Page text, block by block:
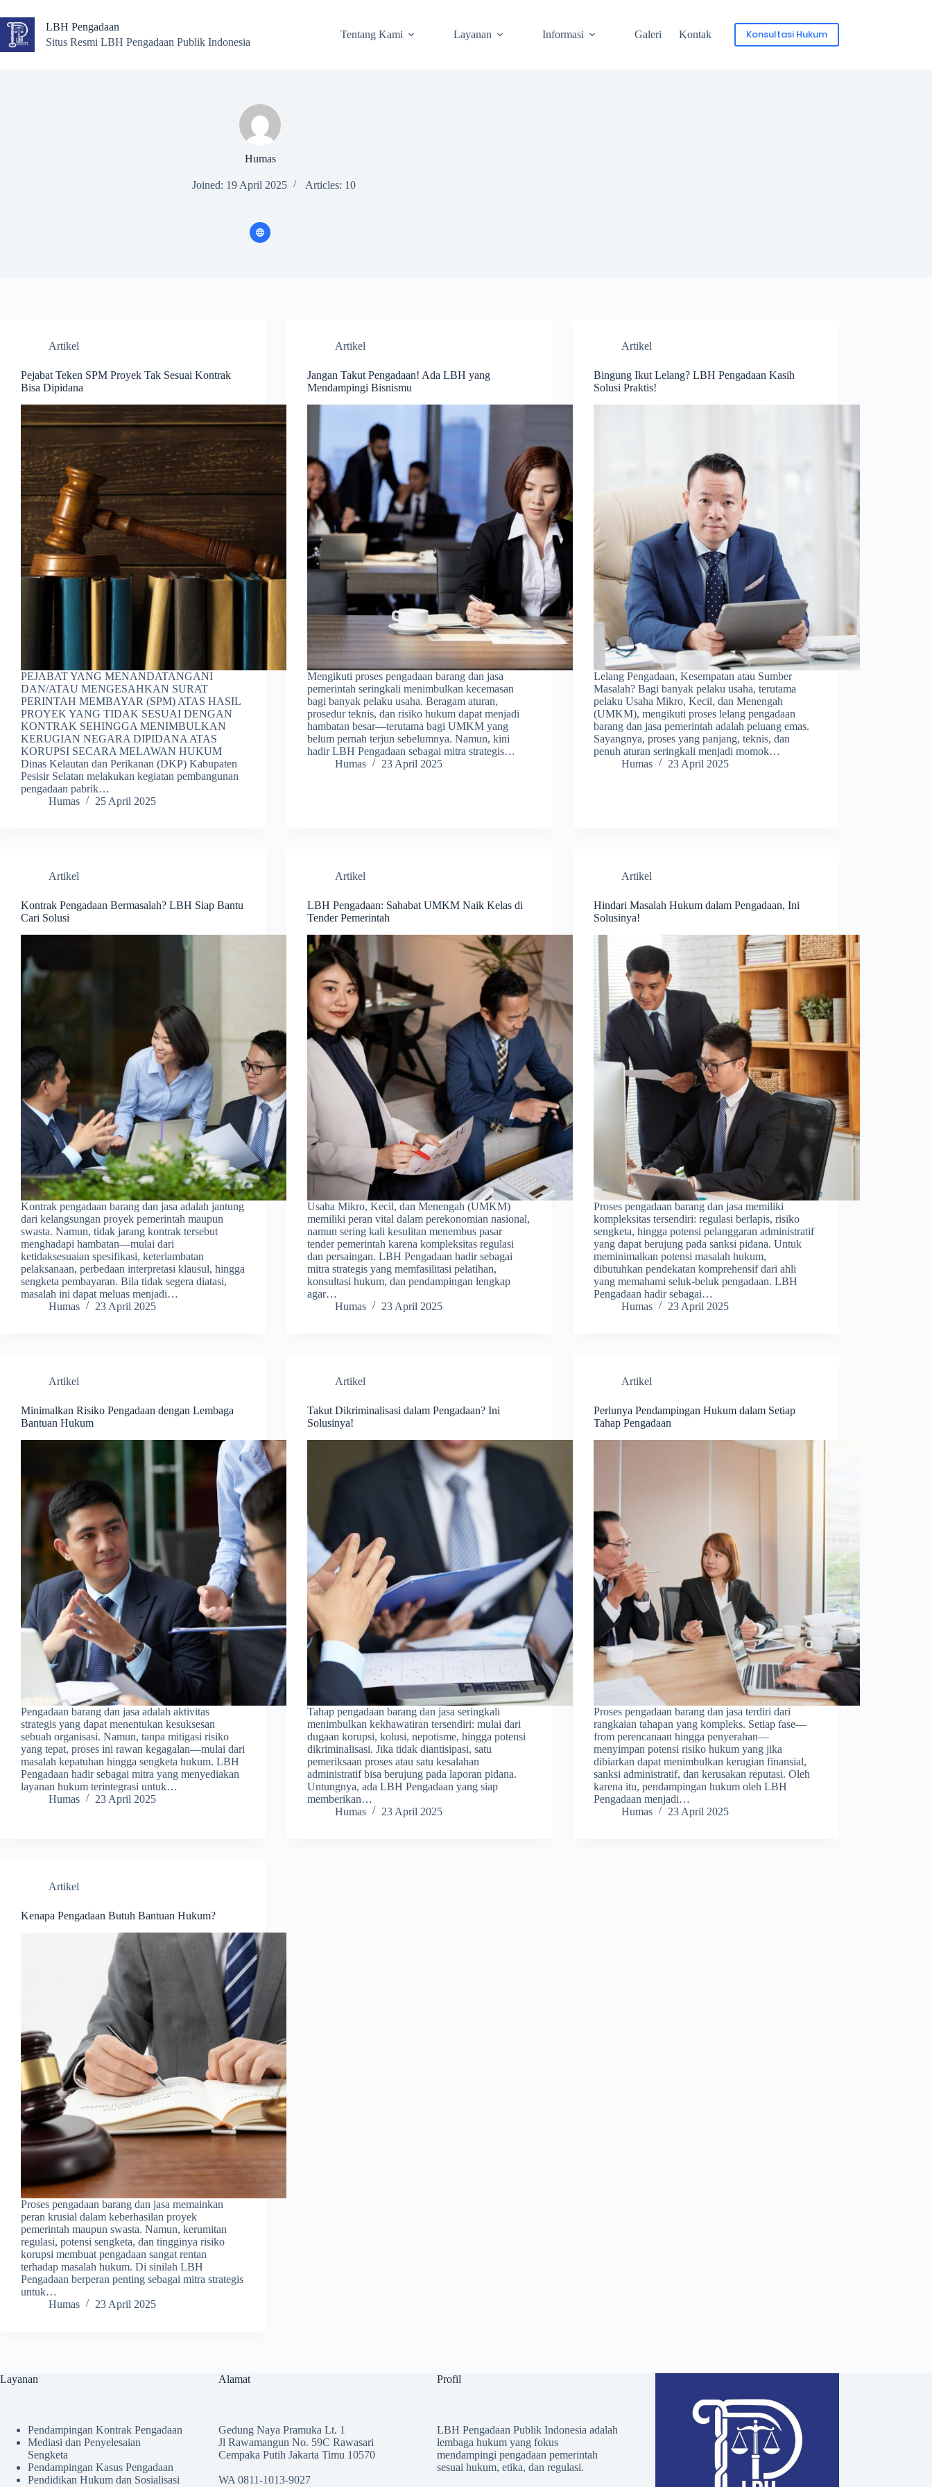
to
content
LBH Pengadaan
Situs Resmi LBH Pengadaan Publik Indonesia
Tentang Kami Layanan Informasi Galeri Kontak Konsultasi Hukum
Humas
Joined: 19 April 2025 Articles: 10
Artikel
Pejabat Teken SPM Proyek Tak Sesuai Kontrak
Bisa Dipidana
PEJABAT YANG MENANDATANGANI
DAN/ATAU MENGESAHKAN SURAT
PERINTAH MEMBAYAR (SPM) ATAS HASIL
PROYEK YANG TIDAK SESUAI DENGAN
KONTRAK SEHINGGA MENIMBULKAN
KERUGIAN NEGARA DIPIDANA ATAS
KORUPSI SECARA MELAWAN HUKUM
Dinas Kelautan dan Perikanan (DKP) Kabupaten
Pesisir Selatan melakukan kegiatan pembangunan
pengadaan pabrik…
Humas
25 April 2025
Artikel
Jangan Takut Pengadaan! Ada LBH yang
Mendampingi Bisnismu
Mengikuti proses pengadaan barang dan jasa
pemerintah seringkali menimbulkan kecemasan
bagi banyak pelaku usaha. Beragam aturan,
prosedur teknis, dan risiko hukum dapat menjadi
hambatan besar—terutama bagi UMKM yang
belum pernah terjun sebelumnya. Namun, kini
hadir LBH Pengadaan sebagai mitra strategis…
Humas
23 April 2025
Artikel
Bingung Ikut Lelang? LBH Pengadaan Kasih
Solusi Praktis!
Lelang Pengadaan, Kesempatan atau Sumber
Masalah? Bagi banyak pelaku usaha, terutama
pelaku Usaha Mikro, Kecil, dan Menengah
(UMKM), mengikuti proses lelang pengadaan
barang dan jasa pemerintah adalah peluang emas.
Sayangnya, proses yang panjang, teknis, dan
penuh aturan seringkali menjadi momok…
Humas
23 April 2025
Artikel
Kontrak Pengadaan Bermasalah? LBH Siap Bantu
Cari Solusi
Kontrak pengadaan barang dan jasa adalah jantung
dari kelangsungan proyek pemerintah maupun
swasta. Namun, tidak jarang kontrak tersebut
menghadapi hambatan—mulai dari
ketidaksesuaian spesifikasi, keterlambatan
pelaksanaan, perbedaan interpretasi klausul, hingga
sengketa pembayaran. Bila tidak segera diatasi,
masalah ini dapat meluas menjadi…
Humas
23 April 2025
Artikel
LBH Pengadaan: Sahabat UMKM Naik Kelas di
Tender Pemerintah
Usaha Mikro, Kecil, dan Menengah (UMKM)
memiliki peran vital dalam perekonomian nasional,
namun sering kali kesulitan menembus pasar
tender pemerintah karena kompleksitas regulasi
dan persaingan. LBH Pengadaan hadir sebagai
mitra strategis yang memfasilitasi pelatihan,
konsultasi hukum, dan pendampingan lengkap
agar…
Humas
23 April 2025
Artikel
Hindari Masalah Hukum dalam Pengadaan, Ini
Solusinya!
Proses pengadaan barang dan jasa memiliki
kompleksitas tersendiri: regulasi berlapis, risiko
sengketa, hingga potensi pelanggaran administratif
yang dapat berujung pada sanksi pidana. Untuk
meminimalkan potensi masalah hukum,
dibutuhkan pendekatan komprehensif dari ahli
yang memahami seluk-beluk pengadaan. LBH
Pengadaan hadir sebagai…
Humas
23 April 2025
Artikel
Minimalkan Risiko Pengadaan dengan Lembaga
Bantuan Hukum
Pengadaan barang dan jasa adalah aktivitas
strategis yang dapat menentukan kesuksesan
sebuah organisasi. Namun, tanpa mitigasi risiko
yang tepat, proses ini rawan kegagalan—mulai dari
masalah kepatuhan hingga sengketa hukum. LBH
Pengadaan hadir sebagai mitra yang menyediakan
layanan hukum terintegrasi untuk…
Humas
23 April 2025
Artikel
Takut Dikriminalisasi dalam Pengadaan? Ini
Solusinya!
Tahap pengadaan barang dan jasa seringkali
menimbulkan kekhawatiran tersendiri: mulai dari
dugaan korupsi, kolusi, nepotisme, hingga potensi
dikriminalisasi. Jika tidak diantisipasi, satu
pemeriksaan proses atau satu kesalahan
administratif bisa berujung pada laporan pidana.
Untungnya, ada LBH Pengadaan yang siap
memberikan…
Humas
23 April 2025
Artikel
Perlunya Pendampingan Hukum dalam Setiap
Tahap Pengadaan
Proses pengadaan barang dan jasa terdiri dari
rangkaian tahapan yang kompleks. Setiap fase—
from perencanaan hingga penyerahan—
menyimpan potensi risiko hukum yang jika
dibiarkan dapat menimbulkan kerugian finansial,
sanksi administratif, dan kerusakan reputasi. Oleh
karena itu, pendampingan hukum oleh LBH
Pengadaan menjadi…
Humas
23 April 2025
Artikel
Kenapa Pengadaan Butuh Bantuan Hukum?
Proses pengadaan barang dan jasa memainkan
peran krusial dalam keberhasilan proyek
pemerintah maupun swasta. Namun, kerumitan
regulasi, potensi sengketa, dan tingginya risiko
korupsi membuat pengadaan sangat rentan
terhadap masalah hukum. Di sinilah LBH
Pengadaan berperan penting sebagai mitra strategis
untuk…
Humas
23 April 2025
Layanan
Pendampingan Kontrak Pengadaan
Mediasi dan Penyelesaian
Sengketa
Pendampingan Kasus Pengadaan
Pendidikan Hukum dan Sosialisasi
Alamat
Gedung Naya Pramuka Lt. 1
Jl Rawamangun No. 59C Rawasari
Cempaka Putih Jakarta Timu 10570
WA 0811-1013-9027
Profil
LBH Pengadaan Publik Indonesia adalah
lembaga hukum yang fokus
mendampingi pengadaan pemerintah
sesuai hukum, etika, dan regulasi.